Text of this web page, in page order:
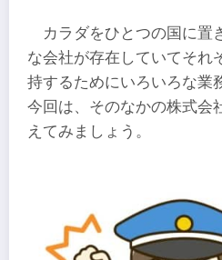
カラダをひとつの国に置
な会社が存在していてそれ
持するためにいろいろな業
今回は、そのなかの株式会
えてみましょう。